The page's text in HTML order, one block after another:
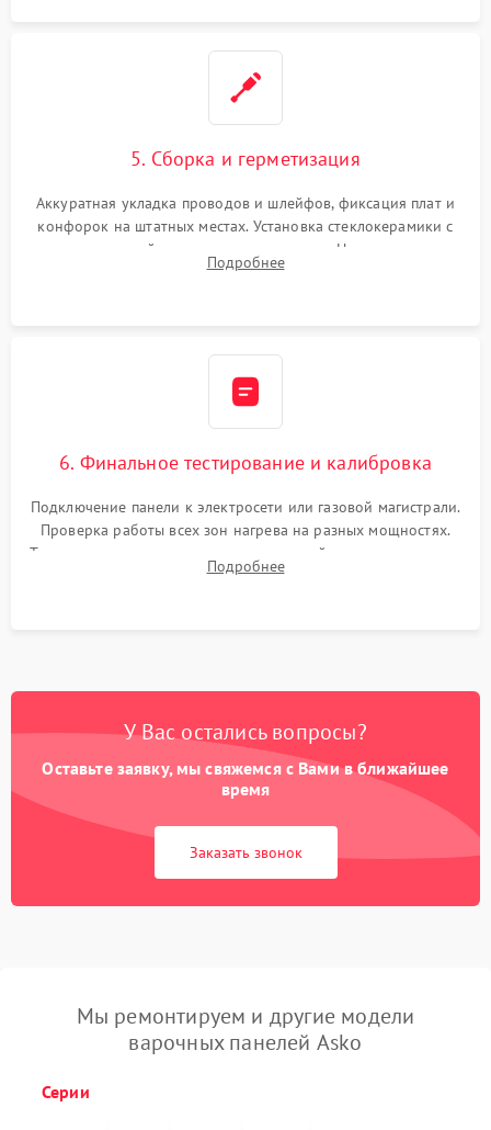
5. Сборка и герметизация
Аккуратная укладка проводов и шлейфов, фиксация плат и
конфорок на штатных местах. Установка стеклокерамики с
проверкой равномерности зазоров. Нанесение
термостойкого герметика или укладка уплотнительной
Подробнее
6. Финальное тестирование и калибровка
Подключение панели к электросети или газовой магистрали.
Проверка работы всех зон нагрева на разных мощностях.
Тестирование сенсорного управления, таймера, индикаторов
остаточного тепла и систем защиты от перегрева.
Подробнее
У Вас остались вопросы?
Оставьте заявку, мы свяжемся с Вами в ближайшее
время
Заказать звонок
Мы ремонтируем и другие модели
варочных панелей Asko
Серии